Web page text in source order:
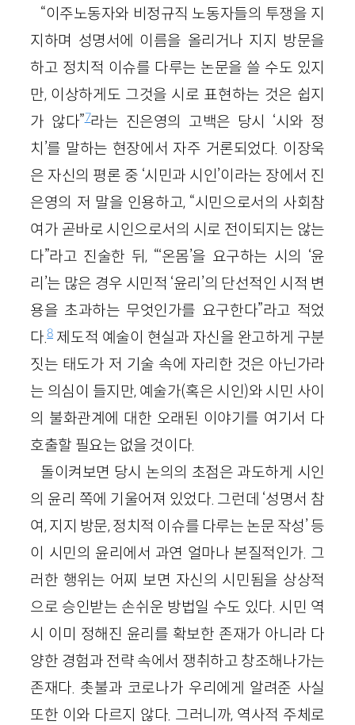
“이주노동자와 비정규직 노동자들의 투쟁을 지
지하며 성명서에 이름을 올리거나 지지 방문을
하고 정치적 이슈를 다루는 논문을 쓸 수도 있지
만, 이상하게도 그것을 시로 표현하는 것은 쉽지
가 않다”7라는 진은영의 고백은 당시 ‘시와 정
치’를 말하는 현장에서 자주 거론되었다. 이장욱
은 자신의 평론 중 ‘시민과 시인’이라는 장에서 진
은영의 저 말을 인용하고, “시민으로서의 사회참
여가 곧바로 시인으로서의 시로 전이되지는 않는
다”라고 진술한 뒤, “‘온몸’을 요구하는 시의 ‘윤
리’는 많은 경우 시민적 ‘윤리’의 단선적인 시적 변
용을 초과하는 무엇인가를 요구한다”라고 적었
다.8 제도적 예술이 현실과 자신을 완고하게 구분
짓는 태도가 저 기술 속에 자리한 것은 아닌가라
는 의심이 들지만, 예술가(혹은 시인)와 시민 사이
의 불화관계에 대한 오래된 이야기를 여기서 다
호출할 필요는 없을 것이다.
돌이켜보면 당시 논의의 초점은 과도하게 시인
의 윤리 쪽에 기울어져 있었다. 그런데 ‘성명서 참
여, 지지 방문, 정치적 이슈를 다루는 논문 작성’ 등
이 시민의 윤리에서 과연 얼마나 본질적인가. 그
러한 행위는 어찌 보면 자신의 시민됨을 상상적
으로 승인받는 손쉬운 방법일 수도 있다. 시민 역
시 이미 정해진 윤리를 확보한 존재가 아니라 다
양한 경험과 전략 속에서 쟁취하고 창조해나가는
존재다. 촛불과 코로나가 우리에게 알려준 사실
또한 이와 다르지 않다. 그러니까, 역사적 주체로